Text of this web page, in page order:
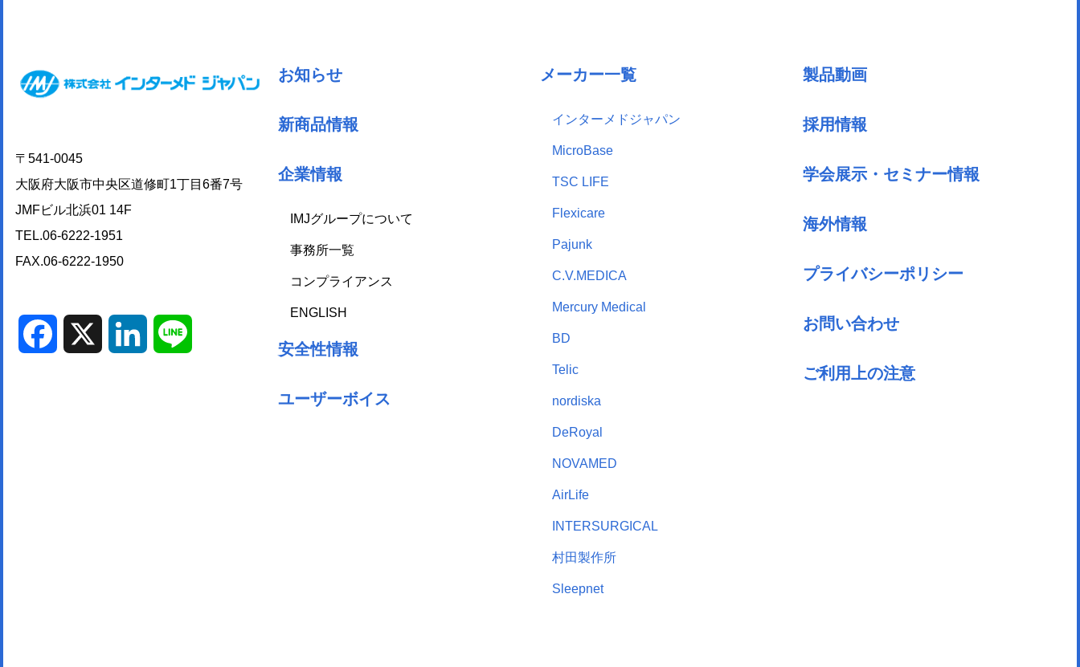
〒541-0045
大阪府大阪市中央区道修町1丁目6番7号
JMFビル北浜01 14F
TEL.06-6222-1951
FAX.06-6222-1950
Facebook LinkedIn
お知らせ
新商品情報
企業情報
IMJグループについて
事務所一覧
コンプライアンス
ENGLISH
安全性情報
ユーザーボイス
メーカー一覧
インターメドジャパン
MicroBase
TSC LIFE
Flexicare
Pajunk
C.V.MEDICA
Mercury Medical
BD
Telic
nordiska
DeRoyal
NOVAMED
AirLife
INTERSURGICAL
村田製作所
Sleepnet
製品動画
採用情報
学会展示・セミナー情報
海外情報
プライバシーポリシー
お問い合わせ
ご利用上の注意